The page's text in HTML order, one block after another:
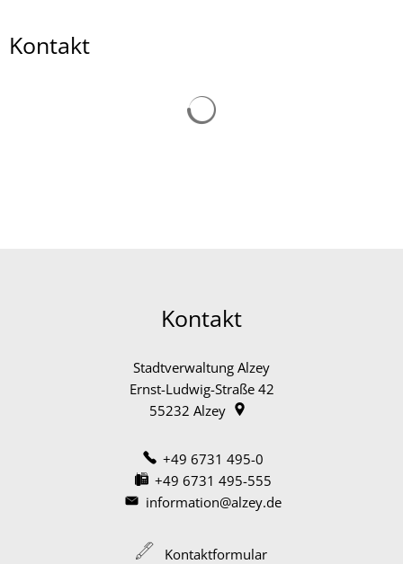
Kontakt
Kontakt
Stadtverwaltung Alzey
Ernst-Ludwig-Straße 42
55232 Alzey
+49 6731 495-0
+49 6731 495-555
information@alzey.de
Kontaktformular